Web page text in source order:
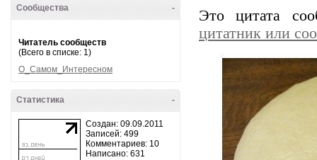
-
Сообщества
Читатель сообществ
(Всего в списке: 1)
О_Самом_Интересном
-
Статистика
Создан: 09.09.2011
Записей: 499
Комментариев: 10
Написано: 631
Это цитата
цитатник или